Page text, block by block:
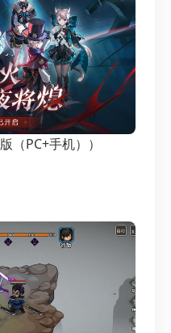
（PC+手机））